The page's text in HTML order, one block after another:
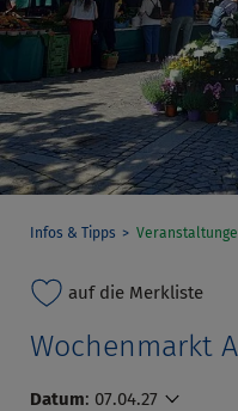
Infos & Tipps
auf die Merkliste
Wochenmarkt
Datum: 07.04.27